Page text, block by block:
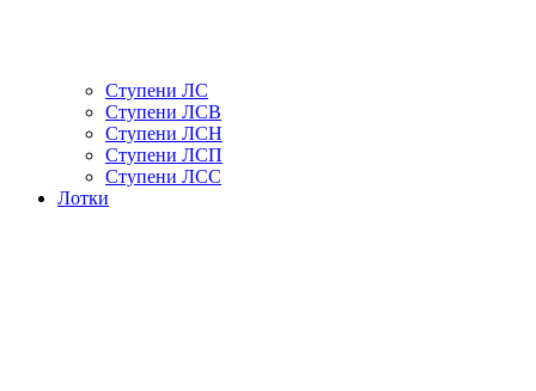
Ступени ЛС
Ступени ЛСВ
Ступени ЛСН
Ступени ЛСП
Ступени ЛСС
Лотки